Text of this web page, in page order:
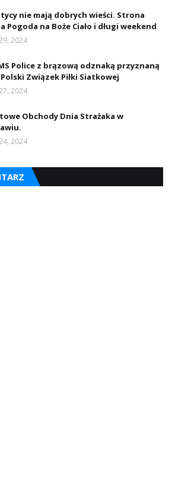
nie mają dobrych wieści. Strona
Pogoda na Boże Ciało i długi weekend
2024
Police z brązową odznaką przyznaną
Związek Piłki Siatkowej
2024
Obchody Dnia Strażaka w
2024